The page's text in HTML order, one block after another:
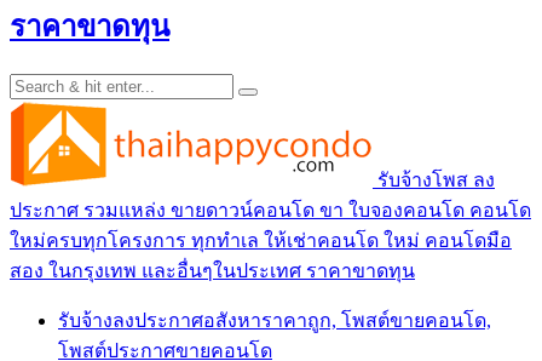
ราคาขาดทุน
รับจ้างโพส ลง
ประกาศ รวมแหล่ง ขายดาวน์คอนโด ขา ใบจองคอนโด คอนโด
ใหม่ครบทุกโครงการ ทุกทำเล ให้เช่าคอนโด ใหม่ คอนโดมือ
สอง ในกรุงเทพ และอื่นๆในประเทศ ราคาขาดทุน
รับจ้างลงประกาศอสังหาราคาถูก, โพสต์ขายคอนโด,
โพสต์ประกาศขายคอนโด